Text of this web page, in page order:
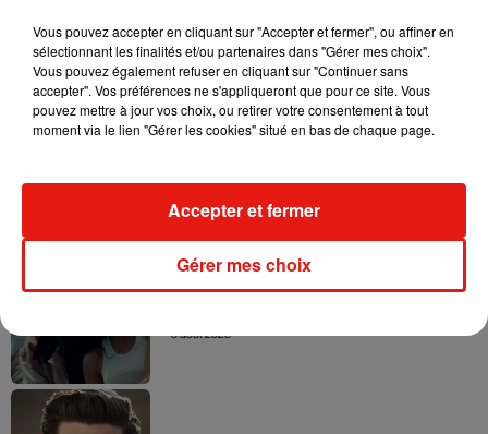
7 août 2026
dansant de l’année
5 août 2026
Vous pouvez accepter en cliquant sur "Accepter et fermer", ou affiner en
sélectionnant les finalités et/ou partenaires dans "Gérer mes choix".
Vous pouvez également refuser en cliquant sur "Continuer sans
accepter". Vos préférences ne s'appliqueront que pour ce site. Vous
pouvez mettre à jour vos choix, ou retirer votre consentement à tout
moment via le lien "Gérer les cookies" situé en bas de chaque page.
Gérer mes choix
Accepter et fermer